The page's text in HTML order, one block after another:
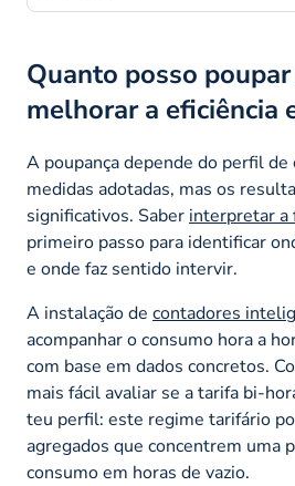
Quanto posso
melhorar a eficiência
A poupança depende do perfil de
medidas adotadas, mas os
significativos. Saber interpretar a
primeiro passo para identificar
e onde faz sentido intervir.
A instalação de contadores
acompanhar o consumo hora a
com base em dados concretos.
mais fácil avaliar se a tarifa bi-
teu perfil: este regime tarifário
agregados que concentrem uma
consumo em horas de vazio.